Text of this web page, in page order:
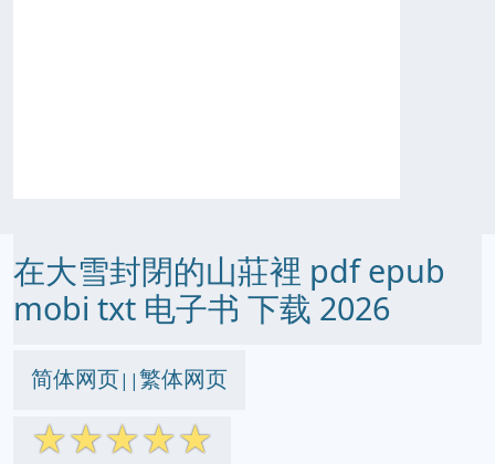
在大雪封閉的山莊裡 pdf epub
mobi txt 电子书 下载 2026
简体网页||繁体网页
☆☆☆☆☆